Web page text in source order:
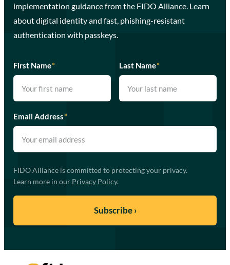
implementation guidance from the FIDO Alliance. Learn
about digital identity and fast, phishing-resistant
authentication with passkeys.
First Name* Last Name*
Email Address*
FIDO Alliance is committed to protecting your privacy.
Learn more in our Privacy Policy.